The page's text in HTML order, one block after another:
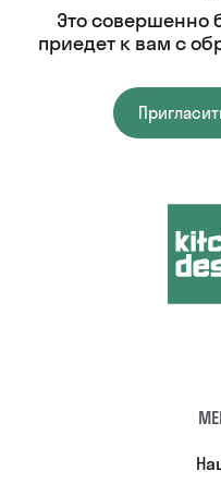
Это совершенно
приедет к вам с